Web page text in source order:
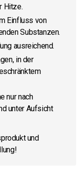
Hitze.
Einfluss von
Substanzen.
ausreichend.
in der
nur nach
unter Aufsicht
und